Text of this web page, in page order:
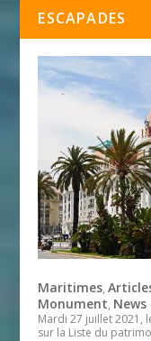
ESCAPADES
Maritimes,
Monument,
Mardi 27 juillet 2021,
sur la Liste du